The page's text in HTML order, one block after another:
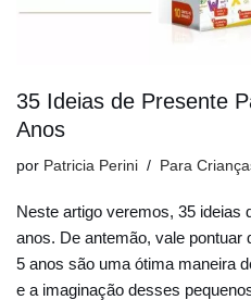
35 Ideias de Presente
Anos
por Patricia Perini Para
Neste artigo veremos, 35 ideias
anos. De antemão, vale
5 anos são uma ótima maneira
e a imaginação desses